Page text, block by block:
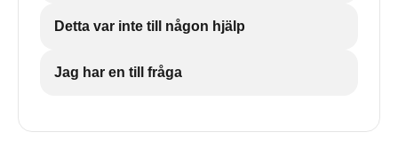
Detta var inte till någon hjälp
Jag har en till fråga